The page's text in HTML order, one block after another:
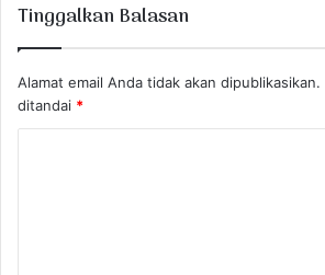
Tinggalkan Balasan
Alamat email Anda tidak akan dipublikasikan.
ditandai *